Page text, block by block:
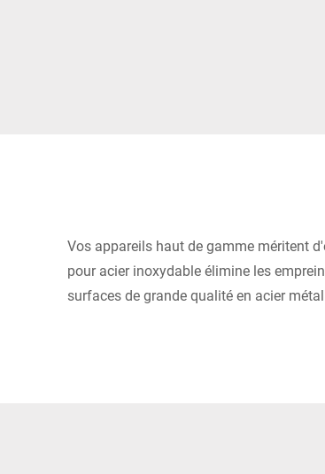
Vos appareils haut de gamme méritent
pour acier inoxydable élimine les
surfaces de grande qualité en acier